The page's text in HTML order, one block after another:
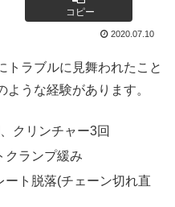
コピー
2020.07.10
ラブルに見舞われたこと
うな経験があります。
クリンチャー3回
クランプ緩み
ト脱落(チェーン切れ直